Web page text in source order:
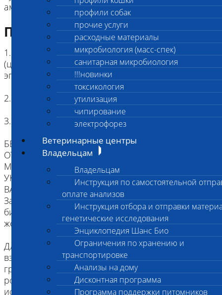
профили собак
прочие услуги
расходные материалы
микробиология (масс-спек)
санитарная микробиология
!!!новинки
токсикология
утилизация
чипирование
электрофорез
Ветеринарные центры
Владельцам
Владельцам
Инструкция по самостоятельной
оплате анализов
Инструкция отбора и отправки
генетические исследования
Энциклопедия Шанс Био
Ограничения по хранению и
транспортировке
Анализы на дому
Дисконтная программа
Программа поддержки питомников
американский булли и миниатюрный бультерьер
Подготовка к исследованию
1. Кровь (2 мл) в пробирке с антикоагулянтом.
(цитрат натрия, К3ЭДТА, К2ЭДТА) , буккальный
эпителий
2. Копия родословной
3. Наличие клейма или чипа
БЕЗ ИДЕНТИФИКАЦИИ, МЫ НЕ НЕСЕМ
ОТВЕТСТВЕННОСТИ, ЧТО ПРИСЛАННЫЙ
МАТЕРИАЛ ПРИНАДЛЕЖИТ ЖИВОТНОМУ
УКАЗАННОМУ В НАПРАВЛЕНИИ.
ВАЖНО для взятия буккального эпителия:
За два часа до проведения процедуры взятия
биоматериала животное следует не кормить,
желательна изоляция от других животных.
Для щенков и котят как минимум за два часа до
взятия биоматериала надо исключить кормление
грудным молоком. Рекомендуется промыть
ротовую полость водой (для удобства можно
использовать шприц).